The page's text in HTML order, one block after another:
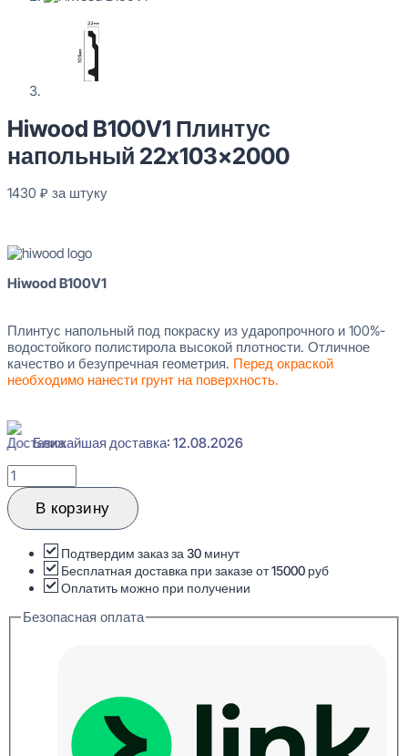
Hiwood B100V1 Плинтус
напольный 22x103x2000
1430 ₽ за штуку
Hiwood B100V1
Плинтус напольный под покраску из ударопрочного и 100%-
водостойкого полистирола высокой плотности. Отличное
качество и безупречная геометрия. Перед окраской
необходимо нанести грунт на поверхность.
Ближайшая доставка: 12.08.2026
Количество
товара
Hiwood
B100V1
напольный
22x103x2000
В корзину
Подтвердим заказ за 30 минут
Бесплатная доставка при заказе от 15000 руб
Оплатить можно при получении
Безопасная оплата